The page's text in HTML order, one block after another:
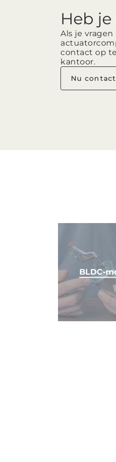
Heb je
Als je
contact op
kantoor.
Nu
BLDC-